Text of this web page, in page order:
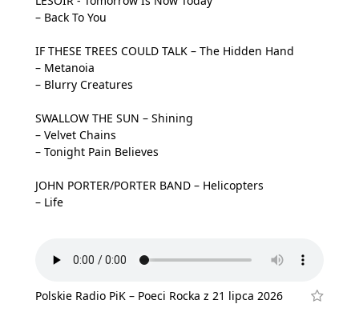
– Back To You
IF THESE TREES COULD TALK – The Hidden Hand
– Metanoia
– Blurry Creatures
SWALLOW THE SUN – Shining
– Velvet Chains
– Tonight Pain Believes
JOHN PORTER/PORTER BAND – Helicopters
– Life
Polskie Radio PiK – Poeci Rocka z 21 lipca 2026